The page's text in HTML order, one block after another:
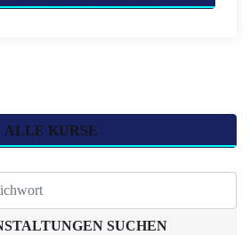
ALLE KURSE
SUCHEN